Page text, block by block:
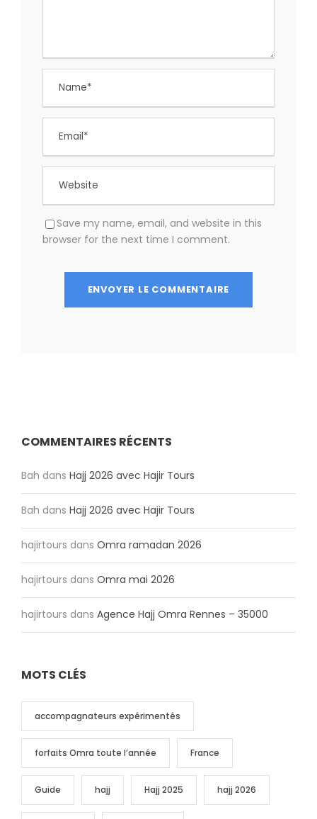
Save my name, email, and website in this
browser for the next time I comment.
COMMENTAIRES RÉCENTS
Bah dans Hajj 2026 avec Hajir Tours
Bah dans Hajj 2026 avec Hajir Tours
hajirtours dans Omra ramadan 2026
hajirtours dans Omra mai 2026
hajirtours dans Agence Hajj Omra Rennes – 35000
MOTS CLÉS
accompagnateurs expérimentés
forfaits Omra toute l’année France
Guide hajj Hajj 2025 hajj 2026